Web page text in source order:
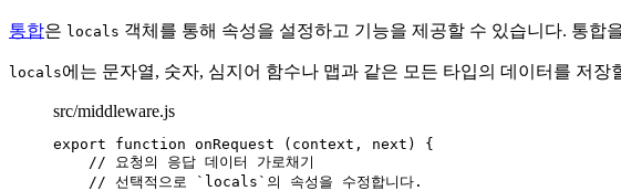
통합은 locals 객체를 통해 속성을 설정하고 기능을 제공할 수 있습니다. 통
locals에는 문자열, 숫자, 심지어 함수나 맵과 같은 모든 타입의 데이터를 저장
src/middleware.js
export function onRequest ( context , next )
{
// 요청의 응답 데이터 가로채기
// 선택적으로 `locals`의 속성을 수정합니다.